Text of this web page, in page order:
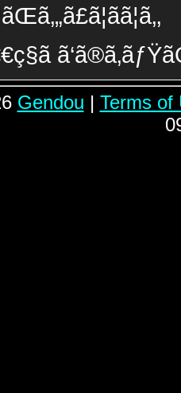
Gendou | Terms of